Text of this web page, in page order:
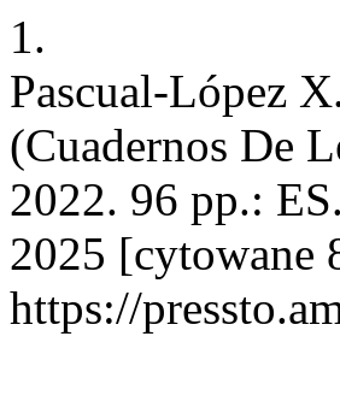
1.
Pascual-López
(Cuadernos De
2022. 96 pp.:
2025 [cytowane
https://